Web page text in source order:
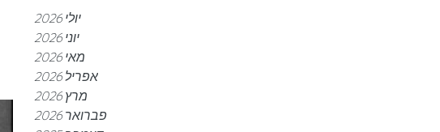
יולי 2026
יוני 2026
מאי 2026
אפריל 2026
מרץ 2026
פברואר 2026